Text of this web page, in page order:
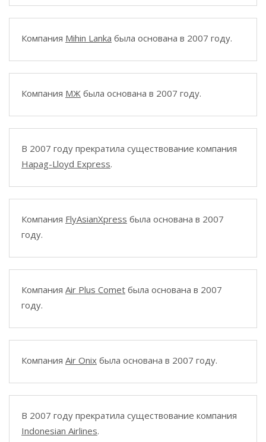
Компания Mihin Lanka была основана в 2007 году.
Компания МЖ была основана в 2007 году.
В 2007 году прекратила существование компания
Hapag-Lloyd Express.
Компания FlyAsianXpress была основана в 2007
году.
Компания Air Plus Comet была основана в 2007
году.
Компания Air Onix была основана в 2007 году.
В 2007 году прекратила существование компания
Indonesian Airlines.